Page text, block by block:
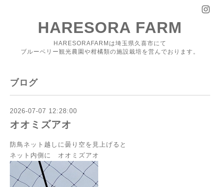
HARESORA FARM
HARESORAFARMは埼玉県久喜市にて
ブルーベリー観光農園や柑橘類の施設栽培を営んでおります。
ブログ
2026-07-07 12:28:00
オオミズアオ
防鳥ネット越しに曇り空を見上げると
ネット内側に オオミズアオ